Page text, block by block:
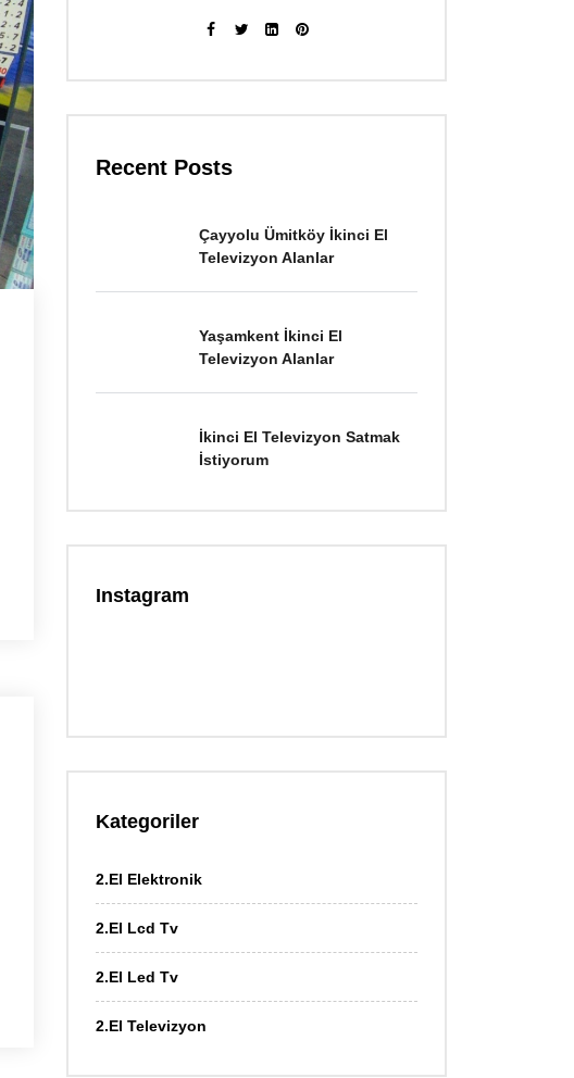
Recent Posts
Çayyolu Ümitköy İkinci El
Televizyon Alanlar
Yaşamkent İkinci El
Televizyon Alanlar
İkinci El Televizyon Satmak
İstiyorum
Instagram
Kategoriler
2.El Elektronik
2.El Lcd Tv
2.El Led Tv
2.El Televizyon